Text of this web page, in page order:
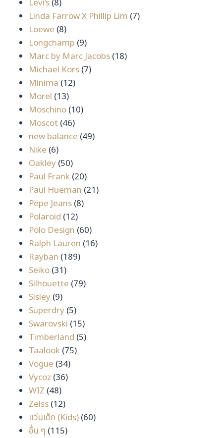
Levi’s 8
สินค้า
Linda Farrow X Phillip Lim 77
Loewe 88
สินค้า
Longchamp 99
สินค้า
Marc by Marc Jacobs 1818
Michael Kors 77
Minima 1212
Morel 1313
สินค้า
Moschino 1010
Moscot 4646
สินค้า
new balance 4949
Nike 66
สินค้า
Oakley 5050
สินค้า
Paul Frank 2020
สินค้า
Paul Hueman 2121
Pepe Jeans 88
Polaroid 1212
สินค้า
Polo Design 6060
สินค้า
Ralph Lauren 1616
Rayban 189189
Seiko 3131
สินค้า
Silhouette 7979
Sisley 99
สินค้า
Superdry 55
สินค้า
Swarovski 1515
สินค้า
Timberland 55
Taalook 7575
Vogue 3434
สินค้า
Vycoz 3636
WIZ 4848
สินค้า
Zeiss 1212
สินค้า
แว่นเด็ก (Kids) 6060
อื่น ๆ 115115